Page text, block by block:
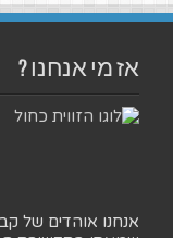
אז מי אנחנו ?
אנחנו אוהדים של